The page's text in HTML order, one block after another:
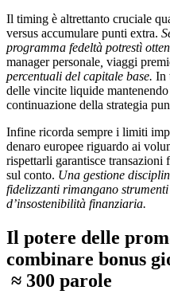
Il timing è altrettanto cruciale
versus accumulare punti extra.
programma fedeltà potrestì
manager personale viaggi
percentuali del capitale base. In
delle vincite liquide
continuazione della strategia
Infine ricorda sempre i limiti
denaro europee riguardo ai
rispettarli garantisce
sul conto. Una gestione
fidelizzanti rimangano
d’insostenibilità finanziaria.
Il potere delle
combinare bonus
≈ 300 parole